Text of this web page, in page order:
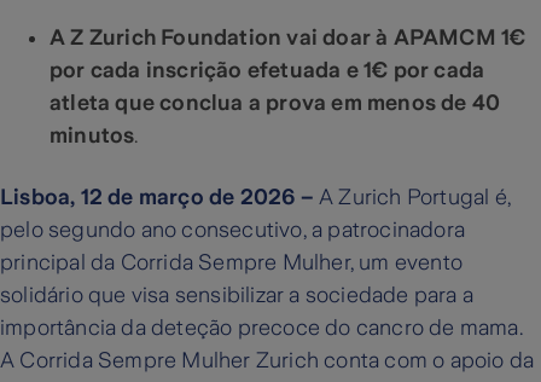
A Z Zurich Foundation vai doar à APAMCM 1€
por cada inscrição efetuada e 1€ por cada
atleta que conclua a prova em menos de 40
minutos.
Lisboa, 12 de março de 2026 – A Zurich Portugal é,
pelo segundo ano consecutivo, a patrocinadora
principal da Corrida Sempre Mulher, um evento
solidário que visa sensibilizar a sociedade para a
importância da deteção precoce do cancro de mama.
A Corrida Sempre Mulher Zurich conta com o apoio da